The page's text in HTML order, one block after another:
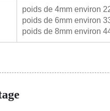
poids de 4mm environ
poids de 6mm environ
poids de 8mm environ